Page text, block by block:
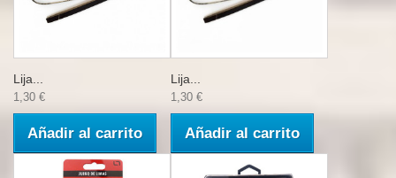
Lija...
1,30 €
Añadir al carrito
Lija...
1,30 €
Añadir al carrito